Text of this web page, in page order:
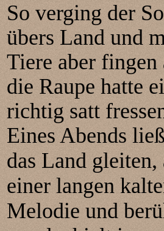
So verging der
übers Land und
Tiere aber
die Raupe hatte
richtig satt
Eines Abends
das Land
einer langen
Melodie und